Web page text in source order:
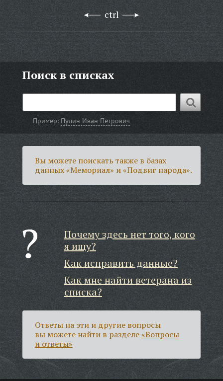
ctrl
Поиск в списках
Пример: Пулин Иван Петрович
Вы можете поискать также в базах
данных «Мемориал» и «Подвиг народа».
Почему здесь нет того, кого
я ищу?
Как исправить данные?
Как мне найти ветерана из
списка?
Ответы на эти и другие вопросы
вы можете найти в разделе«Вопросы
и ответы»